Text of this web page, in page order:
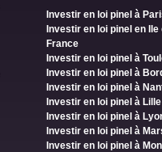
Investir en loi pinel à
Investir en loi pinel en Ile
France
Investir en loi pinel à
Investir en loi pinel à
Investir en loi pinel à
Investir en loi pinel à Lille
Investir en loi pinel à
Investir en loi pinel à
Investir en loi pinel à